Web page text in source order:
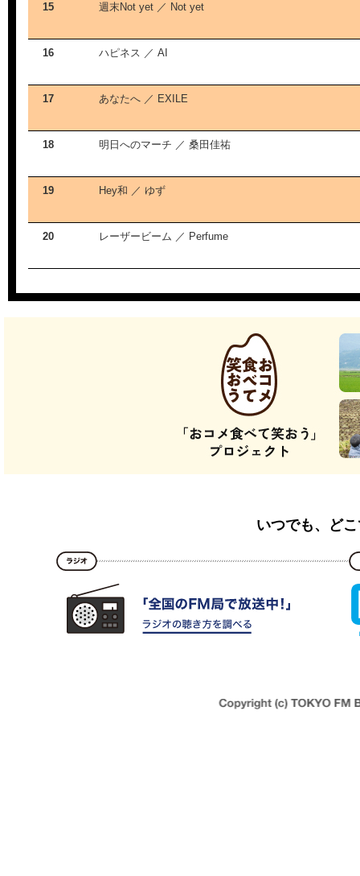
15 週末Not yet ／ Not yet
16 ハピネス ／ AI
17 あなたへ ／ EXILE
18 明日へのマーチ ／ 桑田佳祐
19 Hey和 ／ ゆず
20 レーザービーム ／ Perfume
いつでも、ど